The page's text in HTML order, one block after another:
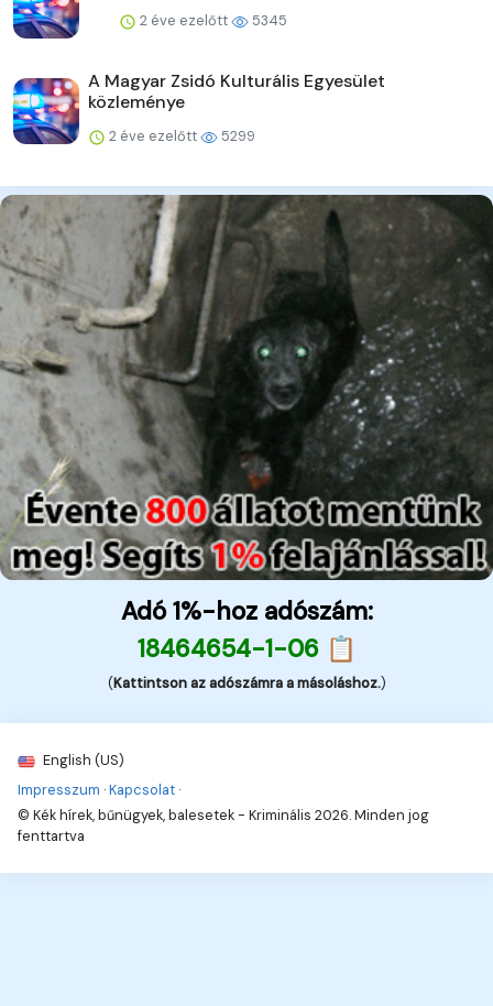
2 éve ezelőtt 5345
A Magyar Zsidó Kulturális Egyesület
közleménye
2 éve ezelőtt 5299
Adó 1%-hoz adószám:
18464654-1-06 📋
(Kattintson az adószámra a másoláshoz.)
English (US)
Impresszum ·Kapcsolat ·
© Kék hírek, bűnügyek, balesetek - Kriminális 2026. Minden jog
fenttartva